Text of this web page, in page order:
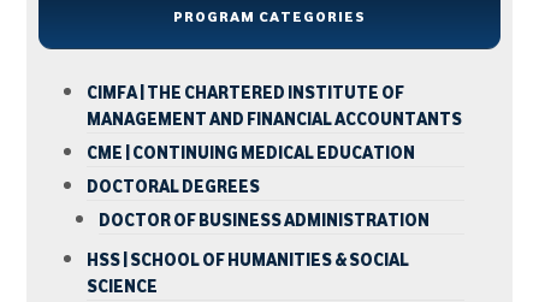
PROGRAM CATEGORIES
CIMFA | THE CHARTERED INSTITUTE OF
MANAGEMENT AND FINANCIAL ACCOUNTANTS
CME | CONTINUING MEDICAL EDUCATION
DOCTORAL DEGREES
DOCTOR OF BUSINESS ADMINISTRATION
HSS | SCHOOL OF HUMANITIES & SOCIAL
SCIENCE